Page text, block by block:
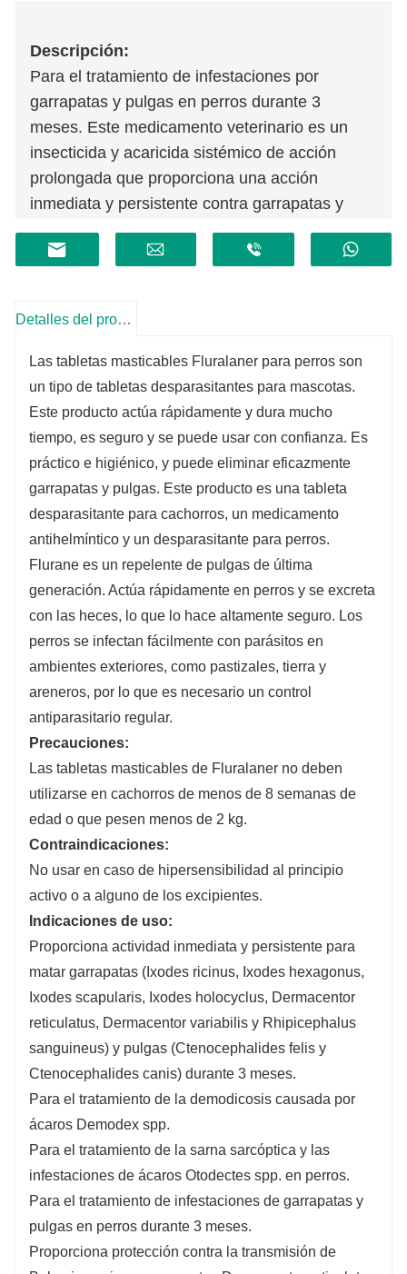
Descripción:
Para el tratamiento de infestaciones por
garrapatas y pulgas en perros durante 3
meses. Este medicamento veterinario es un
insecticida y acaricida sistémico de acción
prolongada que proporciona una acción
inmediata y persistente contra garrapatas y
pulgas durante 3 meses.
Detalles del producto
Las tabletas masticables Fluralaner para perros son
un tipo de tabletas desparasitantes para mascotas.
Este producto actúa rápidamente y dura mucho
tiempo, es seguro y se puede usar con confianza. Es
práctico e higiénico, y puede eliminar eficazmente
garrapatas y pulgas. Este producto es una tableta
desparasitante para cachorros, un medicamento
antihelmíntico y un desparasitante para perros.
Flurane es un repelente de pulgas de última
generación. Actúa rápidamente en perros y se excreta
con las heces, lo que lo hace altamente seguro. Los
perros se infectan fácilmente con parásitos en
ambientes exteriores, como pastizales, tierra y
areneros, por lo que es necesario un control
antiparasitario regular.
Precauciones:
Las tabletas masticables de Fluralaner no deben
utilizarse en cachorros de menos de 8 semanas de
edad o que pesen menos de 2 kg.
Contraindicaciones:
No usar en caso de hipersensibilidad al principio
activo o a alguno de los excipientes.
Indicaciones de uso:
Proporciona actividad inmediata y persistente para
matar garrapatas (Ixodes ricinus, Ixodes hexagonus,
Ixodes scapularis, Ixodes holocyclus, Dermacentor
reticulatus, Dermacentor variabilis y Rhipicephalus
sanguineus) y pulgas (Ctenocephalides felis y
Ctenocephalides canis) durante 3 meses.
Para el tratamiento de la demodicosis causada por
ácaros Demodex spp.
Para el tratamiento de la sarna sarcóptica y las
infestaciones de ácaros Otodectes spp. en perros.
Para el tratamiento de infestaciones de garrapatas y
pulgas en perros durante 3 meses.
Proporciona protección contra la transmisión de